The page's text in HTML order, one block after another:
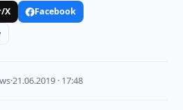
X
Facebook
·21.06.2019 · 17:48